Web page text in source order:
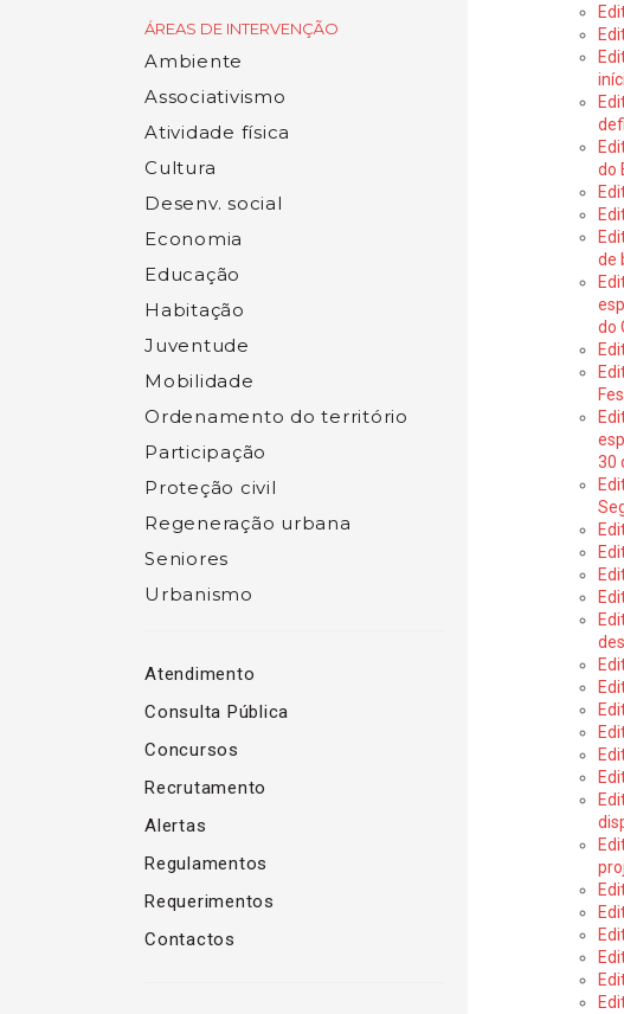
ÁREAS DE INTERVENÇÃO
Ambiente
Associativismo
Atividade física
Cultura
Desenv. social
Economia
Educação
Habitação
Juventude
Mobilidade
Ordenamento do território
Participação
Proteção civil
Regeneração urbana
Seniores
Urbanismo
Atendimento
Consulta Pública
Concursos
Recrutamento
Alertas
Regulamentos
Requerimentos
Contactos
do
de
do
30